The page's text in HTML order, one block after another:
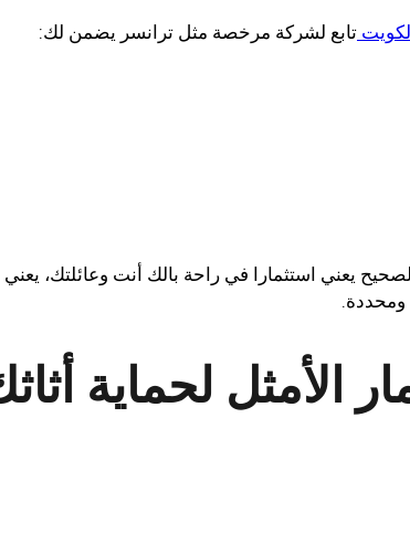
تابع لشركة مرخصة مثل ترانسر يضمن لك:
يعني استثمارا في راحة بالك أنت وعائلتك، يعني
ومحددة.
الأمثل لحماية